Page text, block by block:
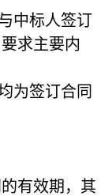
中标人签订
求主要内
为签订合同
有效期，其